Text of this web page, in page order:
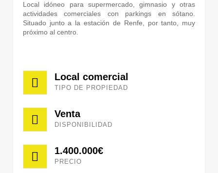
Local idóneo para supermercado, gimnasio y otras
actividades comerciales con parkings en sótano.
Situado junto a la estación de Renfe, por tanto, muy
próximo al centro.
Local comercial
TIPO DE PROPIEDAD
Venta
DISPONIBILIDAD
1.400.000€
PRECIO